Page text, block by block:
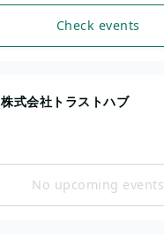
Check events
株式会社トラストハブ
No upcoming events